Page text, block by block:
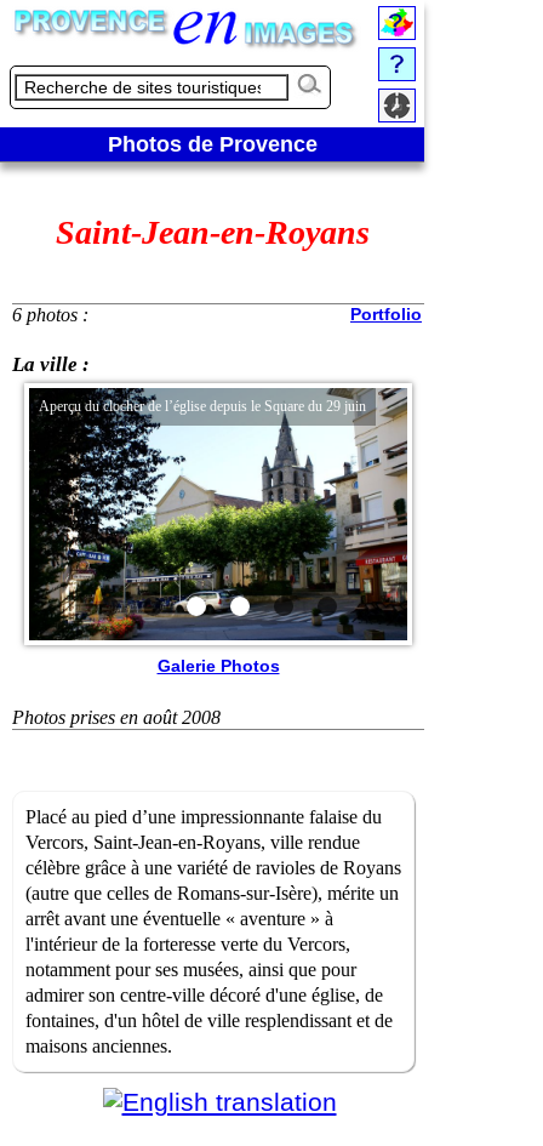
Photos de Provence
Saint-Jean-en-Royans
6 photos : Portfolio
La ville :
Aperçu du clocher de l’église depuis le Square du 29 juin
Galerie Photos
Photos prises en août 2008
Placé au pied d’une impressionnante falaise du
Vercors, Saint-Jean-en-Royans, ville rendue
célèbre grâce à une variété de ravioles de Royans
(autre que celles de Romans-sur-Isère), mérite un
arrêt avant une éventuelle « aventure » à
l'intérieur de la forteresse verte du Vercors,
notamment pour ses musées, ainsi que pour
admirer son centre-ville décoré d'une église, de
fontaines, d'un hôtel de ville resplendissant et de
maisons anciennes.